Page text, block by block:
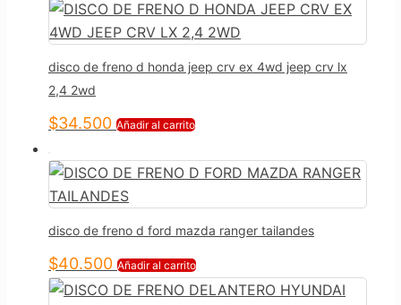
disco de freno d honda jeep crv ex 4wd jeep crv lx
2,4 2wd
$34.500 Añadir al carrito
disco de freno d ford mazda ranger tailandes
$40.500 Añadir al carrito